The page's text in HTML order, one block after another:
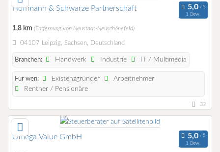
Hoffmann & Schwarze Partnerschaft
1 Bew.
1,8 km (Entfernung von Neustadt-Neuschönefeld)
04107 Leipzig, Sachsen, Deutschland
Branchen: Handwerk Industrie IT / Multimedia
Für wen: Existenzgründer
Arbeitnehmer
Rentner / Pensionäre
32
Omega Value GmbH
1 Bew.